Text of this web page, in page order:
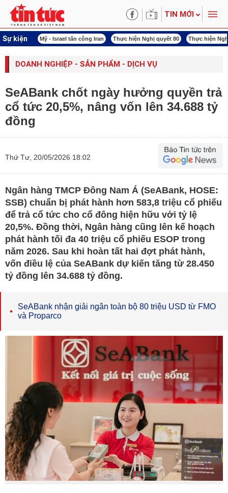
TIN MỚI
Sự kiện
lượng Mỹ - Israel tấn công Iran Thực hiện Nghị quyết 80 Thực hiện
DOANH NGHIỆP - SẢN PHẨM - DỊCH VỤ
SeABank chốt ngày hưởng quyền trả
cổ tức 20,5%, nâng vốn lên 34.688 tỷ
đồng
Thứ Tư, 20/05/2026 18:02
Ngân hàng TMCP Đông Nam Á (SeABank, HOSE:
SSB) chuẩn bị phát hành hơn 583,8 triệu cổ phiếu
để trả cổ tức cho cổ đông hiện hữu với tỷ lệ
20,5%. Đồng thời, Ngân hàng cũng lên kế hoạch
phát hành tối đa 40 triệu cổ phiếu ESOP trong
năm 2026. Sau khi hoàn tất hai đợt phát hành,
vốn điều lệ của SeABank dự kiến tăng từ 28.450
tỷ đồng lên 34.688 tỷ đồng.
SeABank nhận giải ngân toàn bộ 80 triệu USD từ FMO
và Proparco